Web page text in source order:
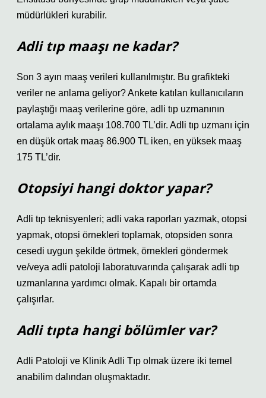
müdürlükleri kurabilir.
Adli tıp maaşı ne kadar?
Son 3 ayın maaş verileri kullanılmıştır. Bu grafikteki
veriler ne anlama geliyor? Ankete katılan kullanıcıların
paylaştığı maaş verilerine göre, adli tıp uzmanının
ortalama aylık maaşı 108.700 TL’dir. Adli tıp uzmanı için
en düşük ortak maaş 86.900 TL iken, en yüksek maaş
175 TL’dir.
Otopsiyi hangi doktor yapar?
Adli tıp teknisyenleri; adli vaka raporları yazmak, otopsi
yapmak, otopsi örnekleri toplamak, otopsiden sonra
cesedi uygun şekilde örtmek, örnekleri göndermek
ve/veya adli patoloji laboratuvarında çalışarak adli tıp
uzmanlarına yardımcı olmak. Kapalı bir ortamda
çalışırlar.
Adli tıpta hangi bölümler var?
Adli Patoloji ve Klinik Adli Tıp olmak üzere iki temel
anabilim dalından oluşmaktadır.